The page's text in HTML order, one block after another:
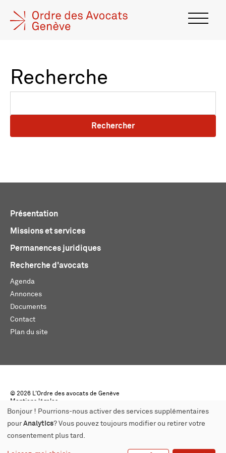
Recherche
Rechercher
Présentation
Missions et services
Permanences juridiques
Recherche d'avocats
Agenda
Annonces
Documents
Contact
Plan du site
© 2026 L'Ordre des avocats de Genève
Mentions légales
Créé par monoloco
Bonjour ! Pourrions-nous activer des services supplémentaires
pour Analytics? Vous pouvez toujours modifier ou retirer votre
consentement plus tard.